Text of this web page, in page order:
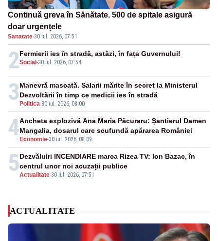
Continuă greva în Sănătate. 500 de spitale asigură
doar urgențele
Sanatate·30 iul. 2026, 07:51
2Social -30 iul. 2026, 07:54
Fermierii ies în stradă, astăzi, în fața Guvernului!
3 Politica-30 iul. 2026, 08:00
Manevră mascată. Salarii mărite în secret la Ministerul
Dezvoltării în timp ce medicii ies în stradă
4 Economie-30 iul. 2026, 08:09
Ancheta explozivă Ana Maria Păcuraru: Șantierul Damen
Mangalia, dosarul care scufundă apărarea României
5Actualitate-30 iul. 2026, 07:51
Dezvăluiri INCENDIARE marca Rizea TV: Ion Bazac, în
centrul unor noi acuzații publice
ACTUALITATE